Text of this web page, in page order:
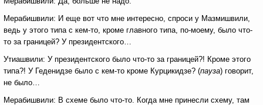
Мерабишвили: И еще вот что мне интересно, спроси у Мазмишвили,
ведь у этого типа с кем-то, кроме главного типа, по-моему, было что-
то за границей? У президентского…
Утиашвили: У президентского было что-то за границей?! Кроме этого
типа?! У Геденидзе было с кем-то кроме Курцикидзе? (пауза) говорит,
не было…
Мерабишвили: В схеме было что-то. Когда мне принесли схему, там